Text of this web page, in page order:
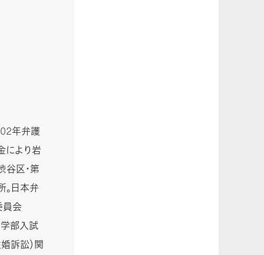
年弁護
により岩
区・第
日本弁
員会
部入試
訴訟）関